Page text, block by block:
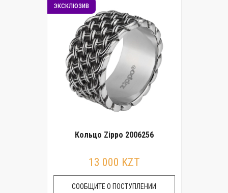
эксклюзив
Кольцо Zippo 2006256
13 000 KZT
СООБЩИТЕ О ПОСТУПЛЕНИИ